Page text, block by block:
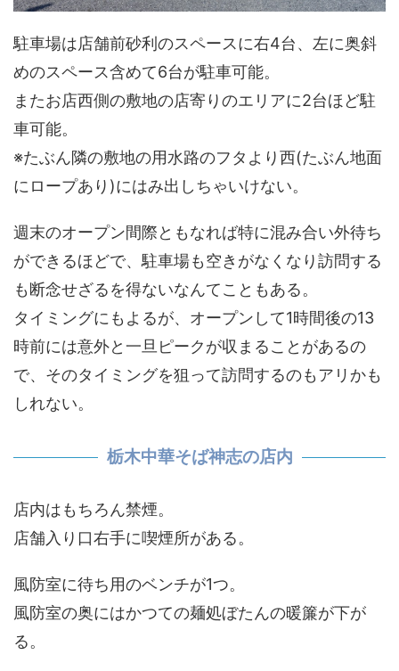
駐車場は店舗前砂利のスペースに右4台、左に奥斜
めのスペース含めて6台が駐車可能。
またお店西側の敷地の店寄りのエリアに2台ほど駐
車可能。
※たぶん隣の敷地の用水路のフタより西(たぶん地面
にロープあり)にはみ出しちゃいけない。
週末のオープン間際ともなれば特に混み合い外待ち
ができるほどで、駐車場も空きがなくなり訪問する
も断念せざるを得ないなんてこともある。
タイミングにもよるが、オープンして1時間後の13
時前には意外と一旦ピークが収まることがあるの
で、そのタイミングを狙って訪問するのもアリかも
しれない。
栃木中華そば神志の店内
店内はもちろん禁煙。
店舗入り口右手に喫煙所がある。
風防室に待ち用のベンチが1つ。
風防室の奥にはかつての麺処ぼたんの暖簾が下が
る。